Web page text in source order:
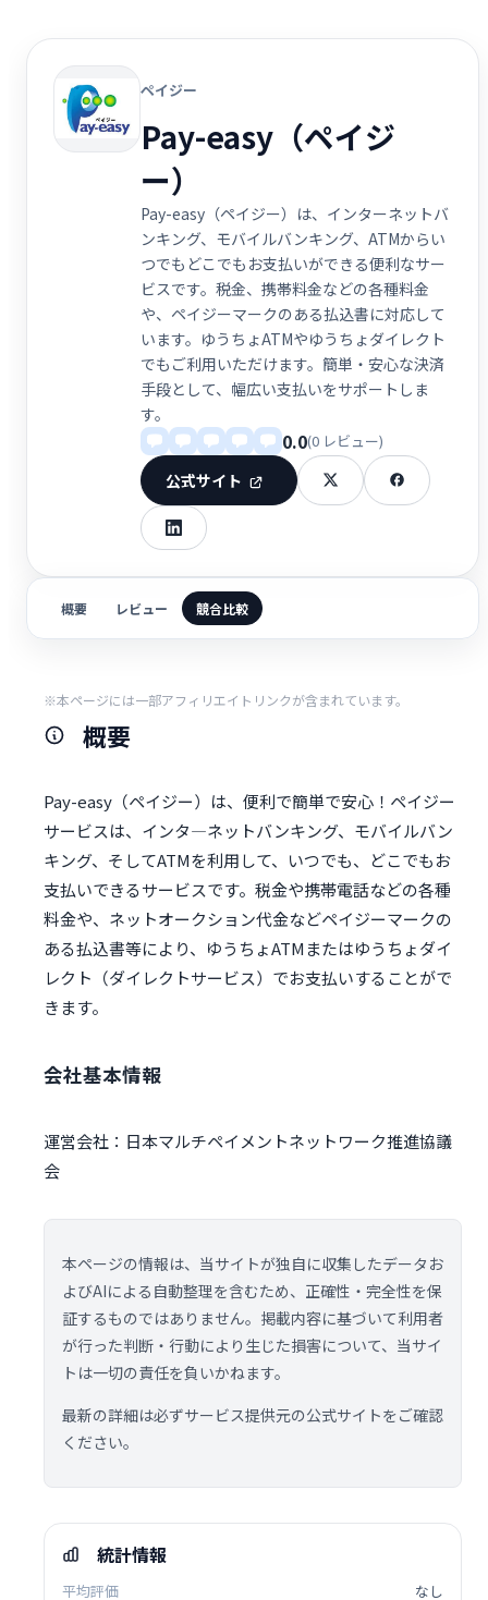
ペイジー
Pay-easy（ペイジ
ー）
Pay-easy（ペイジー）は、インターネットバ
ンキング、モバイルバンキング、ATMからい
つでもどこでもお支払いができる便利なサー
ビスです。税金、携帯料金などの各種料金
や、ペイジーマークのある払込書に対応して
います。ゆうちょATMやゆうちょダイレクト
でもご利用いただけます。簡単・安心な決済
手段として、幅広い支払いをサポートしま
す。
0.0(0 レビュー)
公式サイト
概要 レビュー 競合比較
※本ページには一部アフィリエイトリンクが含まれています。
概要
Pay-easy（ペイジー）は、便利で簡単で安心！ペイジー
サービスは、インタ―ネットバンキング、モバイルバン
キング、そしてATMを利用して、いつでも、どこでもお
支払いできるサービスです。税金や携帯電話などの各種
料金や、ネットオークション代金などペイジーマークの
ある払込書等により、ゆうちょATMまたはゆうちょダイ
レクト（ダイレクトサービス）でお支払いすることがで
きます。
会社基本情報
運営会社：日本マルチペイメントネットワーク推進協議
会
本ページの情報は、当サイトが独自に収集したデータお
よびAIによる自動整理を含むため、正確性・完全性を保
証するものではありません。掲載内容に基づいて利用者
が行った判断・行動により生じた損害について、当サイ
トは一切の責任を負いかねます。
最新の詳細は必ずサービス提供元の公式サイトをご確認
ください。
統計情報
平均評価 なし